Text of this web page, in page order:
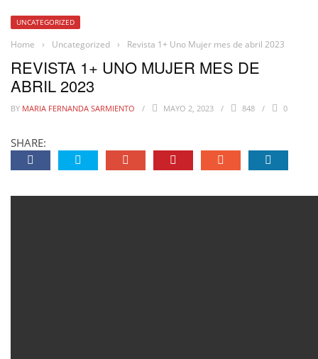
UNCATEGORIZED
Home › Uncategorized › Revista 1+ Uno Mujer mes de abril 2023
REVISTA 1+ UNO MUJER MES DE
ABRIL 2023
BY MARIA FERNANDA SARMIENTO MAYO 2, 2023 848 0
SHARE: